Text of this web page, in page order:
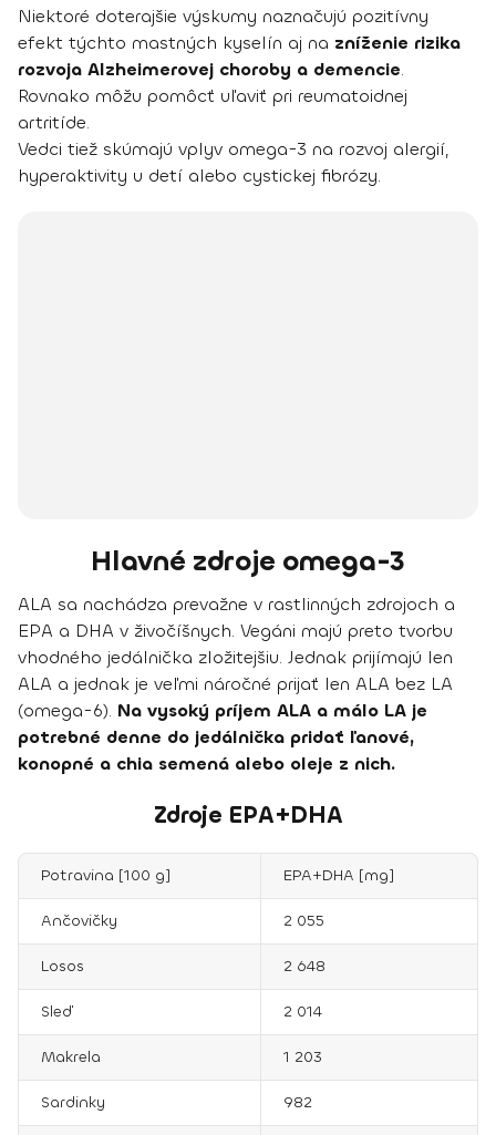
Niektoré doterajšie výskumy naznačujú pozitívny
efekt týchto mastných kyselín aj na zníženie rizika
rozvoja Alzheimerovej choroby a demencie.
Rovnako môžu pomôcť uľaviť pri reumatoidnej
artritíde.
Vedci tiež skúmajú vplyv omega-3 na rozvoj alergií,
hyperaktivity u detí alebo cystickej fibrózy.
Hlavné zdroje omega-3
ALA sa nachádza prevažne v rastlinných zdrojoch a
EPA a DHA v živočíšnych. Vegáni majú preto tvorbu
vhodného jedálnička zložitejšiu. Jednak prijímajú len
ALA a jednak je veľmi náročné prijať len ALA bez LA
(omega-6). Na vysoký príjem ALA a málo LA je
potrebné denne do jedálnička pridať ľanové,
konopné a chia semená alebo oleje z nich.
Zdroje EPA+DHA
Potravina [100 g] EPA+DHA [mg]
Ančovičky 2 055
Losos 2 648
Sleď 2 014
Makrela 1 203
Sardinky 982